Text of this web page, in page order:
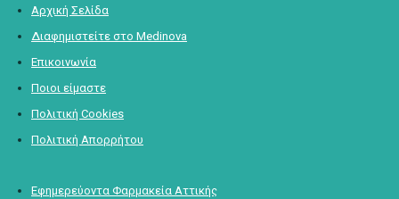
Αρχική Σελίδα
Διαφημιστείτε στο Medinova
Επικοινωνία
Ποιοι είμαστε
Πολιτική Cookies
Πολιτική Απορρήτου
Εφημερεύοντα Φαρμακεία Αττικής